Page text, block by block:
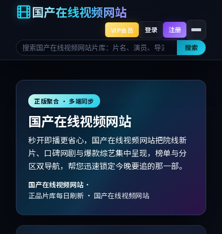
国产在线视频网站
搜索
VIP会员 登录 注册
正版聚合 · 多端同步
国产在线视频网站
秒开即播更省心，国产在线视频网站把院线新
片、口碑网剧与爆款综艺集中呈现，榜单与分
区双导航，帮您迅速锁定今晚要追的那一部。
国产在线视频网站 ·
正品片库每日刷新 · 国产在线视频网站